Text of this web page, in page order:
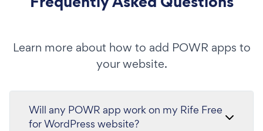
Learn more about how to add POWR apps to
your website.
Will any POWR app work on my Rife Free
for WordPress website?